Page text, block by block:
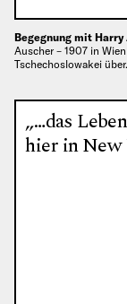
Begegnung mit Harry
Auscher – 1907 in
Tschechoslowakei
„…das
hier in New